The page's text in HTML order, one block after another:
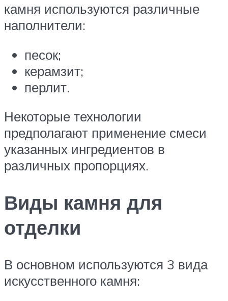
камня используются различные
наполнители:
песок;
керамзит;
перлит.
Некоторые технологии
предполагают применение смеси
указанных ингредиентов в
различных пропорциях.
Виды камня для
отделки
В основном используются 3 вида
искусственного камня: